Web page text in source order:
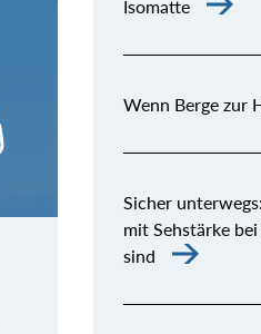
Isomatte
Wenn Berge zur
Sicher
mit Sehstärke
sind